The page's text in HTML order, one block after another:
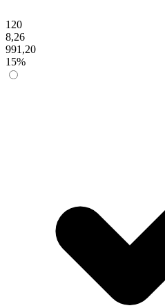
120
8,26
991,20
15%